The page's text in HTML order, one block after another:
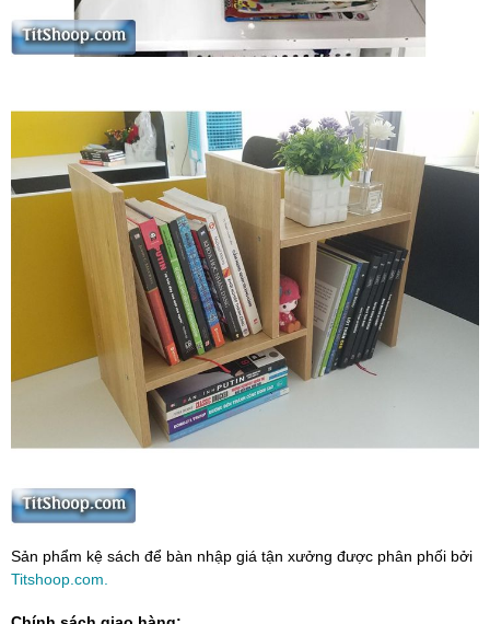
Sản phẩm kệ sách để bàn nhập giá tận xưởng được phân phối bởi
Titshoop.com.